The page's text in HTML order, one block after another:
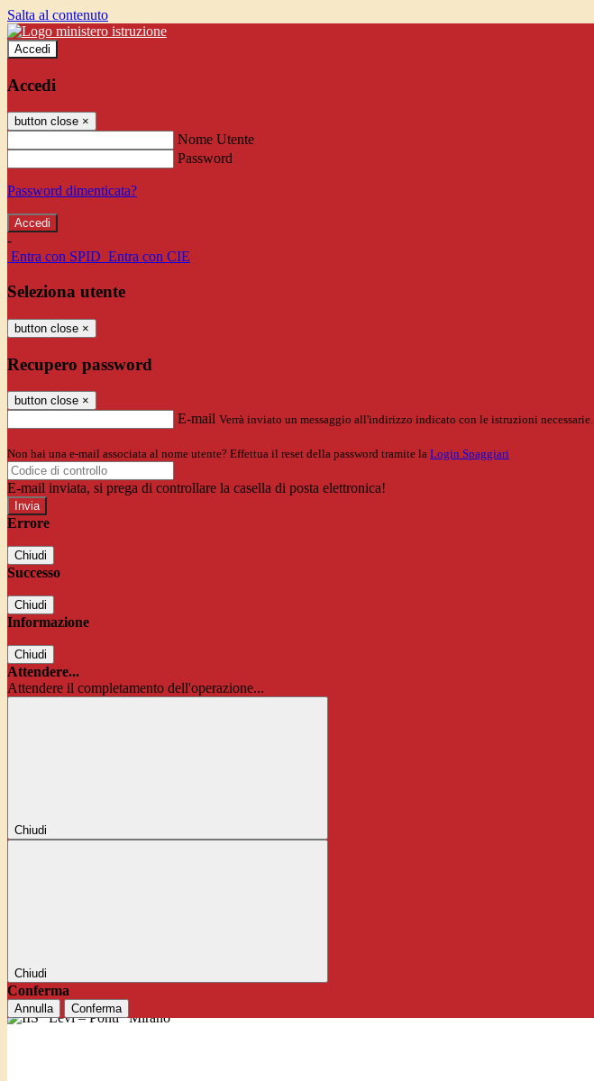
Salta al contenuto
Accedi
Accedi
button close ×
Nome Utente
Password
Password dimenticata?
-
Entra con SPID Entra con CIE
Seleziona utente
button close ×
Recupero password
button close ×
E-mail Verrà inviato un messaggio all'indirizzo indicato con le istruzioni necessarie.
Non hai una e-mail associata al nome utente? Effettua il reset della password tramite la Login Spaggiari
E-mail inviata, si prega di controllare la casella di posta elettronica!
Errore
Chiudi
Successo
Chiudi
Informazione
Chiudi
Attendere...
Attendere il completamento dell'operazione...
Chiudi
Chiudi
Conferma
Annulla Conferma